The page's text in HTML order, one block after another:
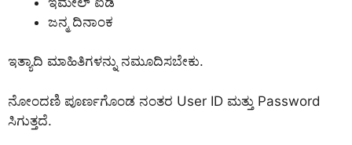
ಜನ್ಮ ದಿನಾಂಕ
ಇತ್ಯಾದಿ ಮಾಹಿತಿಗಳನ್ನು ನಮೂದಿಸಬೇಕು.
ನೋಂದಣಿ ಪೂರ್ಣಗೊಂಡ ನಂತರ User ID ಮತ್ತು Password
ಸಿಗುತ್ತದೆ.